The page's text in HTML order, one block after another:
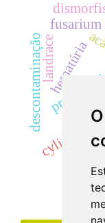
creatinina
hematúria
descontaminaçãolandrace